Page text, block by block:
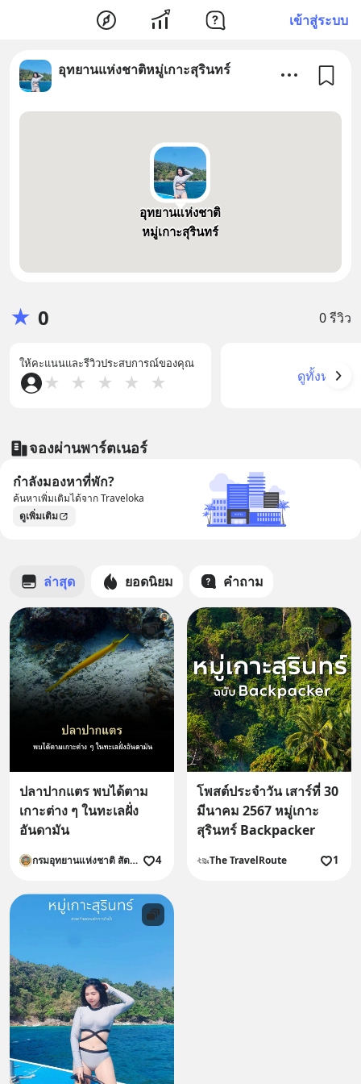
เข้าสู่ระบบ
อุทยานแห่งชาติหมู่เกาะสุรินทร์
อุทยานแห่งชาติ
หมู่เกาะสุรินทร์
★ 0 0 รีวิว
ให้คะแนนและรีวิวประสบการณ์ของคุณ
★ ★ ★ ★ ★ ดูทั้งหมด
จองผ่านพาร์ตเนอร์
กำลังมองหาที่พัก?
ค้นหาเพิ่มเติมได้จาก Traveloka
ดูเพิ่มเติม
ล่าสุด ยอดนิยม คำถาม
ปลาปากแตร พบได้ตาม
เกาะต่าง ๆ ในทะเลฝั่ง
อันดามัน
กรมอุทยานแห่งชาติ สัตว์ป่า และพันธุ์พืช 4
โพสต์ประจำวัน เสาร์ที่ 30
มีนาคม 2567 หมู่เกาะ
สุรินทร์ Backpacker
The TravelRoute 1